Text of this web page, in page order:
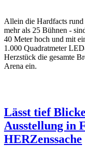
Allein die Hardfacts
mehr als 25 Bühnen -
40 Meter hoch und mit
1.000 Quadratmeter
Herzstück die gesamte
Arena ein.
Lässt tief
Ausstellung in
HERZenssache